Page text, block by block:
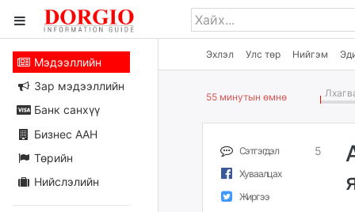
Эхлэл Улс төр Нийгэм
Мэдээллийн
Зар мэдээллийн
Банк санхүү
Бизнес ААН
Төрийн
Нийслэлийн
55 минутын өмнө
Сэтгэгдэл 5
Хуваалцах
Жиргээ